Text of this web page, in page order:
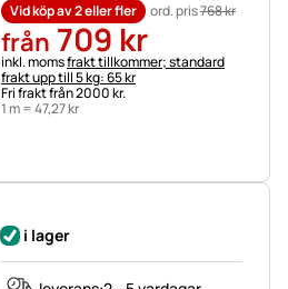
Vid köp av 2 eller fler ord. pris768kr
från 709 kr
Skatteinformation:
inkl. momsfrakt tillkommer; standard
frakt upp till 5 kg: 65 kr
Fri frakt från 2000 kr.
1 m =47,27kr
i lager